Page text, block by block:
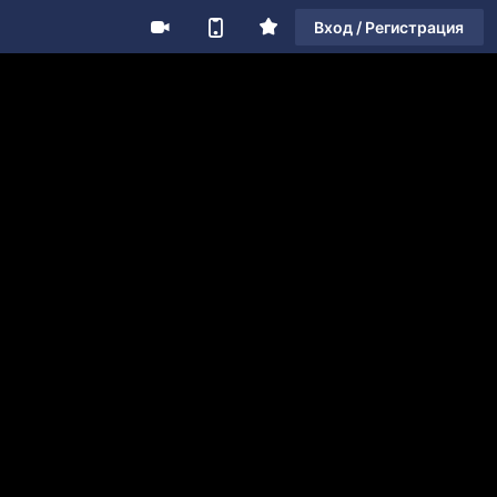
Вход / Регистрация